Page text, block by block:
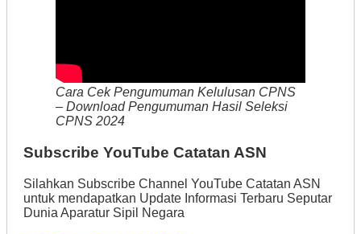
Cara Cek Pengumuman Kelulusan CPNS
– Download Pengumuman Hasil Seleksi
CPNS 2024
Subscribe YouTube Catatan ASN
Silahkan Subscribe Channel YouTube Catatan ASN
untuk mendapatkan Update Informasi Terbaru Seputar
Dunia Aparatur Sipil Negara